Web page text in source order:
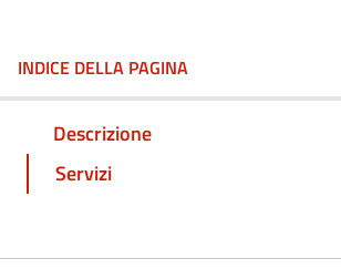
INDICE DELLA PAGINA
Descrizione
Servizi